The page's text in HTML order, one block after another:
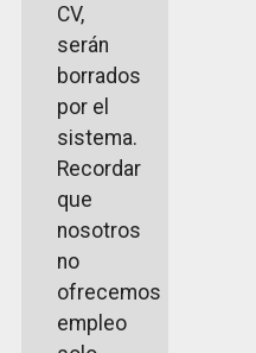
CV,
serán
borrados
por el
sistema.
Recordar
que
nosotros
no
ofrecemos
empleo